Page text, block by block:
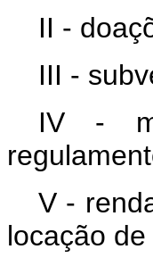
II -
III -
IV -
V -
locação